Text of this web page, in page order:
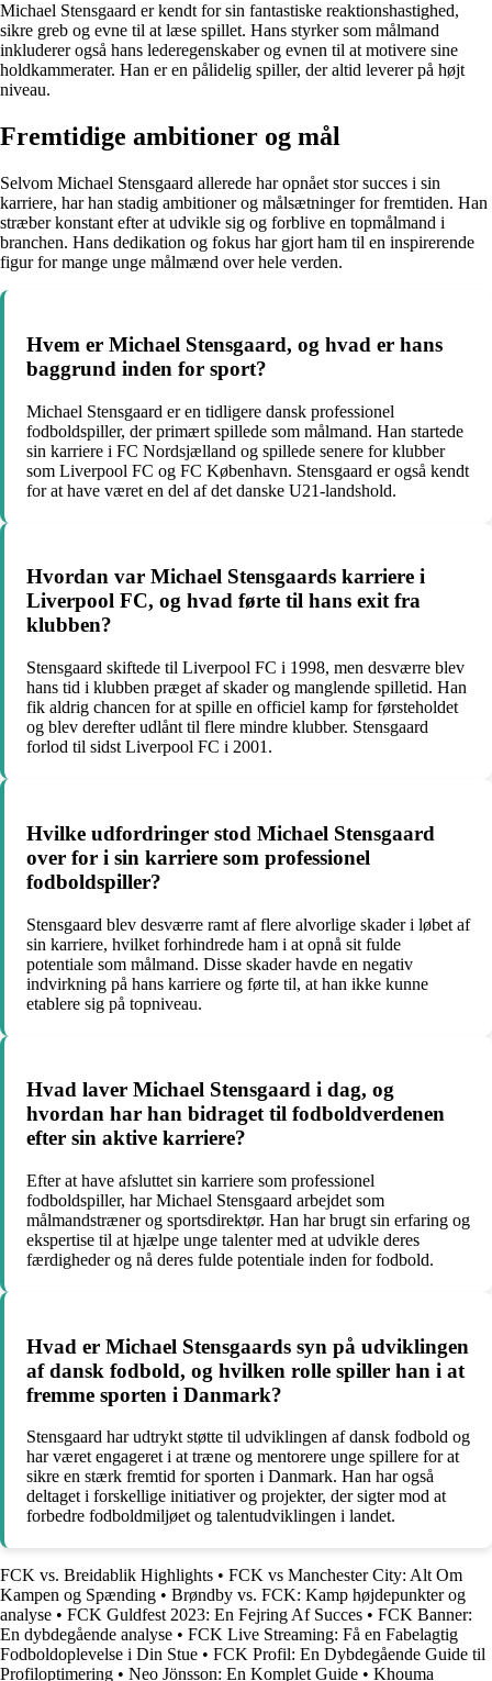
Michael Stensgaard er kendt for sin fantastiske reaktionshastighed,
sikre greb og evne til at læse spillet. Hans styrker som målmand
inkluderer også hans lederegenskaber og evnen til at motivere sine
holdkammerater. Han er en pålidelig spiller, der altid leverer på højt
niveau.
Fremtidige ambitioner og mål
Selvom Michael Stensgaard allerede har opnået stor succes i sin
karriere, har han stadig ambitioner og målsætninger for fremtiden. Han
stræber konstant efter at udvikle sig og forblive en topmålmand i
branchen. Hans dedikation og fokus har gjort ham til en inspirerende
figur for mange unge målmænd over hele verden.
Hvem er Michael Stensgaard, og hvad er hans
baggrund inden for sport?
Michael Stensgaard er en tidligere dansk professionel
fodboldspiller, der primært spillede som målmand. Han startede
sin karriere i FC Nordsjælland og spillede senere for klubber
som Liverpool FC og FC København. Stensgaard er også kendt
for at have været en del af det danske U21-landshold.
Hvordan var Michael Stensgaards karriere i
Liverpool FC, og hvad førte til hans exit fra
klubben?
Stensgaard skiftede til Liverpool FC i 1998, men desværre blev
hans tid i klubben præget af skader og manglende spilletid. Han
fik aldrig chancen for at spille en officiel kamp for førsteholdet
og blev derefter udlånt til flere mindre klubber. Stensgaard
forlod til sidst Liverpool FC i 2001.
Hvilke udfordringer stod Michael Stensgaard
over for i sin karriere som professionel
fodboldspiller?
Stensgaard blev desværre ramt af flere alvorlige skader i løbet af
sin karriere, hvilket forhindrede ham i at opnå sit fulde
potentiale som målmand. Disse skader havde en negativ
indvirkning på hans karriere og førte til, at han ikke kunne
etablere sig på topniveau.
Hvad laver Michael Stensgaard i dag, og
hvordan har han bidraget til fodboldverdenen
efter sin aktive karriere?
Efter at have afsluttet sin karriere som professionel
fodboldspiller, har Michael Stensgaard arbejdet som
målmandstræner og sportsdirektør. Han har brugt sin erfaring og
ekspertise til at hjælpe unge talenter med at udvikle deres
færdigheder og nå deres fulde potentiale inden for fodbold.
Hvad er Michael Stensgaards syn på udviklingen
af dansk fodbold, og hvilken rolle spiller han i at
fremme sporten i Danmark?
Stensgaard har udtrykt støtte til udviklingen af dansk fodbold og
har været engageret i at træne og mentorere unge spillere for at
sikre en stærk fremtid for sporten i Danmark. Han har også
deltaget i forskellige initiativer og projekter, der sigter mod at
forbedre fodboldmiljøet og talentudviklingen i landet.
FCK vs. Breidablik Highlights • FCK vs Manchester City: Alt Om
Kampen og Spænding • Brøndby vs. FCK: Kamp højdepunkter og
analyse • FCK Guldfest 2023: En Fejring Af Succes • FCK Banner:
En dybdegående analyse • FCK Live Streaming: Få en Fabelagtig
Fodboldoplevelse i Din Stue • FCK Profil: En Dybdegående Guide til
Profiloptimering • Neo Jönsson: En Komplet Guide • Khouma